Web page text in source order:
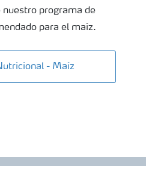
nuestro programa de
para el maíz.
- Maíz